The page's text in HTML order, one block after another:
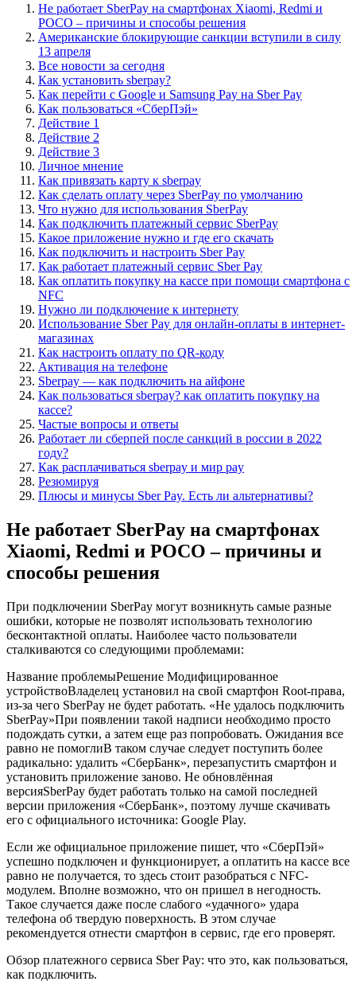
Не работает SberPay на смартфонах Xiaomi, Redmi и
РОСО – причины и способы решения
Американские блокирующие санкции вступили в силу
13 апреля
Все новости за сегодня
Как установить sberpay?
Как перейти с Google и Samsung Pay на Sber Pay
Как пользоваться «СберПэй»
Действие 1
Действие 2
Действие 3
Личное мнение
Как привязать карту к sberpay
Как сделать оплату через SberPay по умолчанию
Что нужно для использования SberPay
Как подключить платежный сервис SberPay
Какое приложение нужно и где его скачать
Как подключить и настроить Sber Pay
Как работает платежный сервис Sber Pay
Как оплатить покупку на кассе при помощи смартфона с
NFC
Нужно ли подключение к интернету
Использование Sber Pay для онлайн-оплаты в интернет-
магазинах
Как настроить оплату по QR-коду
Активация на телефоне
Sberpay — как подключить на айфоне
Как пользоваться sberpay? как оплатить покупку на
кассе?
Частые вопросы и ответы
Работает ли сберпей после санкций в россии в 2022
году?
Как расплачиваться sberpay и мир pay
Резюмируя
Плюсы и минусы Sber Pay. Есть ли альтернативы?
Не работает SberPay на смартфонах
Xiaomi, Redmi и РОСО – причины и
способы решения
При подключении SberPay могут возникнуть самые разные
ошибки, которые не позволят использовать технологию
бесконтактной оплаты. Наиболее часто пользователи
сталкиваются со следующими проблемами:
Название проблемыРешение Модифицированное
устройствоВладелец установил на свой смартфон Root-права,
из-за чего SberPay не будет работать. «Не удалось подключить
SberPay»При появлении такой надписи необходимо просто
подождать сутки, а затем еще раз попробовать. Ожидания все
равно не помоглиВ таком случае следует поступить более
радикально: удалить «СберБанк», перезапустить смартфон и
установить приложение заново. Не обновлённая
версияSberPay будет работать только на самой последней
версии приложения «СберБанк», поэтому лучше скачивать
его с официального источника: Google Play.
Если же официальное приложение пишет, что «СберПэй»
успешно подключен и функционирует, а оплатить на кассе все
равно не получается, то здесь стоит разобраться с NFC-
модулем. Вполне возможно, что он пришел в негодность.
Такое случается даже после слабого «удачного» удара
телефона об твердую поверхность. В этом случае
рекомендуется отнести смартфон в сервис, где его проверят.
Обзор платежного сервиса Sber Pay: что это, как пользоваться,
как подключить.